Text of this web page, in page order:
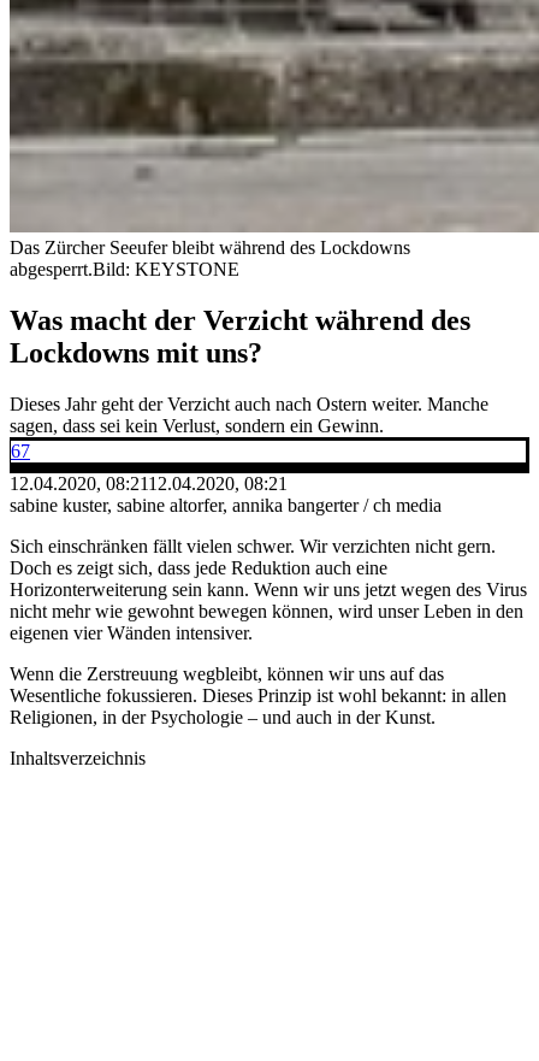
Das Zürcher Seeufer bleibt während des Lockdowns
abgesperrt.Bild: KEYSTONE
Was macht der Verzicht während des
Lockdowns mit uns?
Dieses Jahr geht der Verzicht auch nach Ostern weiter. Manche
sagen, dass sei kein Verlust, sondern ein Gewinn.
67
12.04.2020, 08:2112.04.2020, 08:21
sabine kuster, sabine altorfer, annika bangerter / ch media
Sich einschränken fällt vielen schwer. Wir verzichten nicht gern.
Doch es zeigt sich, dass jede Reduktion auch eine
Horizonterweiterung sein kann. Wenn wir uns jetzt wegen des Virus
nicht mehr wie gewohnt bewegen können, wird unser Leben in den
eigenen vier Wänden intensiver.
Wenn die Zerstreuung wegbleibt, können wir uns auf das
Wesentliche fokussieren. Dieses Prinzip ist wohl bekannt: in allen
Religionen, in der Psychologie – und auch in der Kunst.
Inhaltsverzeichnis